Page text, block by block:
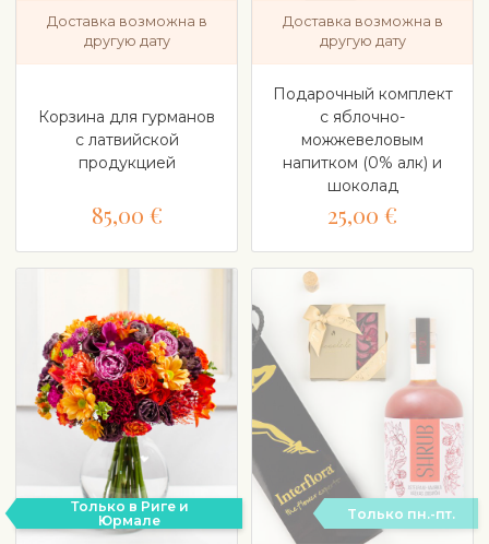
Доставка возможна в
другую дату
Корзина для гурманов
с латвийской
продукцией
85,00 €
Доставка возможна в
другую дату
Подарочный комплект
с яблочно-
можжевеловым
напитком (0% алк) и
шоколад
25,00 €
Только в Риге и
Юрмале
Tолько пн.-пт.